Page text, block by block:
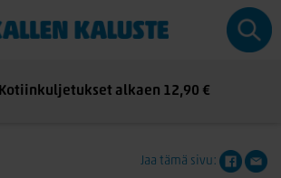
Kotiinkuljetukset alkaen 12,90 €
Jaa tämä sivu: